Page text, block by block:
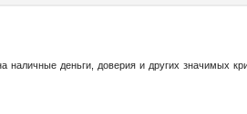
деньги, доверия и других значимых